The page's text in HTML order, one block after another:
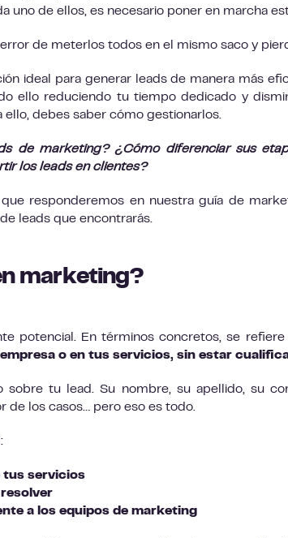
uno de ellos, es necesario poner en marcha
de meterlos todos en el mismo saco y
ideal para generar leads de manera más
ello reduciendo tu tiempo dedicado y
debes saber cómo gestionarlos.
de marketing? ¿Cómo diferenciar sus
los leads en clientes?
responderemos en nuestra guía de
leads que encontrarás.
marketing?
potencial. En términos concretos, se refiere
o en tus servicios, sin estar
sobre tu lead. Su nombre, su apellido, su
de los casos… pero eso es todo.
tus servicios
a los equipos de marketing